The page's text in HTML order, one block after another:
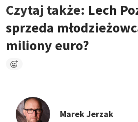
Czytaj także: Lech
sprzeda
miliony euro?
Marek Jerzak